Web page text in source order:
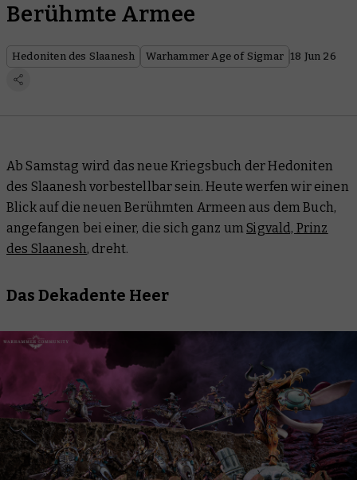
Berühmte Armee
Hedoniten des Slaanesh Warhammer Age of Sigmar 18 Jun 26
Ab Samstag wird das neue Kriegsbuch der Hedoniten
des Slaanesh vorbestellbar sein. Heute werfen wir einen
Blick auf die neuen Berühmten Armeen aus dem Buch,
angefangen bei einer, die sich ganz umSigvald, Prinz
des Slaanesh, dreht.
Das Dekadente Heer